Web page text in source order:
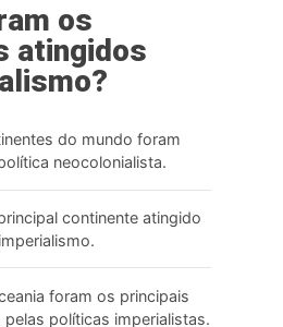
os
atingidos
do mundo foram
neocolonialista.
continente atingido
foram os principais
políticas imperialistas.